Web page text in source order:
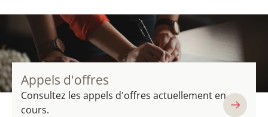
Appels d'offres
Consultez les appels d'offres actuellement en
cours.